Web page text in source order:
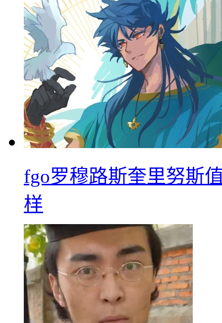
fgo罗穆路斯奎里努斯
样